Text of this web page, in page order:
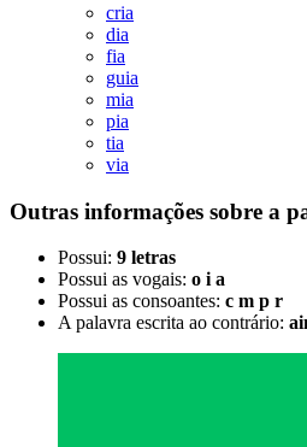
cria
dia
fia
guia
mia
pia
tia
via
Outras informações sobre a
Possui: 9 letras
Possui as vogais: o i a
Possui as consoantes: c m p r
A palavra escrita ao contrário: